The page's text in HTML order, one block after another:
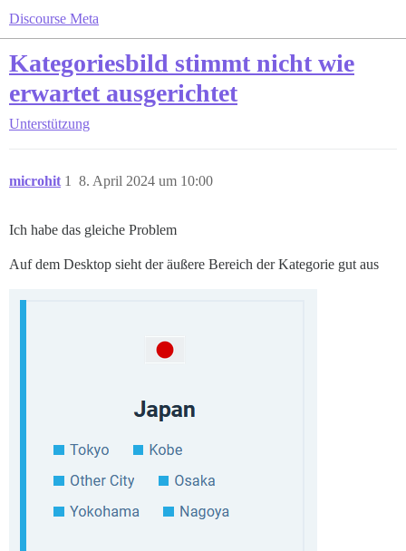
Discourse Meta
Kategoriesbild stimmt nicht wie
erwartet ausgerichtet
Unterstützung
microhit 8. April 2024 um 10:00
1
Ich habe das gleiche Problem
Auf dem Desktop sieht der äußere Bereich der Kategorie gut aus